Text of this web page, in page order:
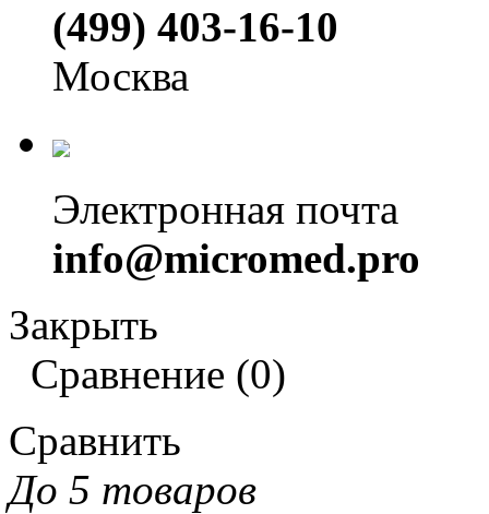
(499) 403-16-10
Москва
Электронная почта
info@micromed.pro
Закрыть
Сравнение (0)
Сравнить
До 5 товаров